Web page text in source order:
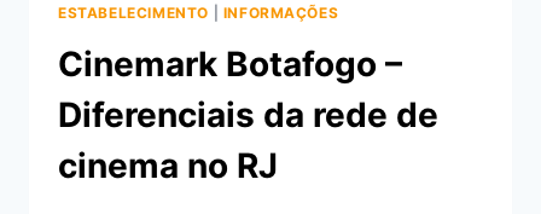
ESTABELECIMENTO INFORMAÇÕES
Cinemark Botafogo –
Diferenciais da rede de
cinema no RJ